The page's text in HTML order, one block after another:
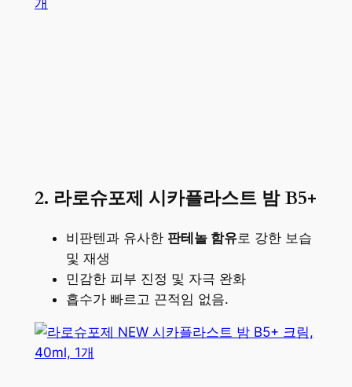
2. 라로슈포제 시카플라스트 밤 B5+
비판텐과 유사한 판테놀 함유로 강한 보습
및 재생
민감한 피부 진정 및 자극 완화
흡수가 빠르고 끈적임 없음.